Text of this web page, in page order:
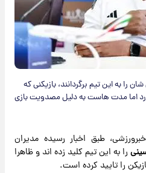
را به این تیم برگردانند، بازیکنی که
اما مدت هاست به دلیل مصدویت بازی
طبق اخبار رسیده مدیران
را به این تیم کلید زده اند و ظاهرا
را تایید کرده است.